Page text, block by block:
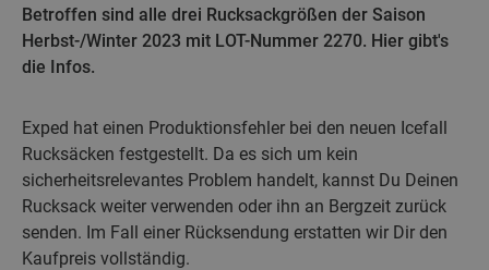
Betroffen sind alle drei Rucksackgrößen der Saison
Herbst-/Winter 2023 mit LOT-Nummer 2270. Hier gibt's
die Infos.
Exped hat einen Produktionsfehler bei den neuen Icefall
Rucksäcken festgestellt. Da es sich um kein
sicherheitsrelevantes Problem handelt, kannst Du Deinen
Rucksack weiter verwenden oder ihn an Bergzeit zurück
senden. Im Fall einer Rücksendung erstatten wir Dir den
Kaufpreis vollständig.